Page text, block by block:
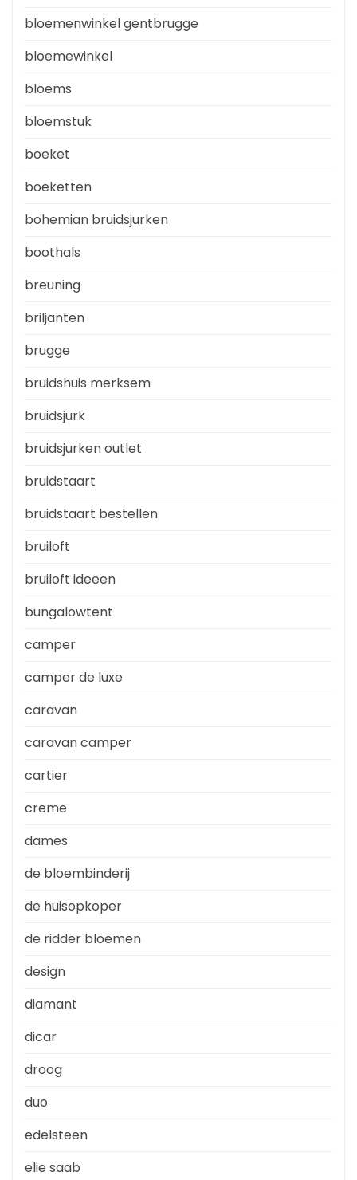
bloemenwinkel gentbrugge
bloemewinkel
bloems
bloemstuk
boeket
boeketten
bohemian bruidsjurken
boothals
breuning
briljanten
brugge
bruidshuis merksem
bruidsjurk
bruidsjurken outlet
bruidstaart
bruidstaart bestellen
bruiloft
bruiloft ideeen
bungalowtent
camper
camper de luxe
caravan
caravan camper
cartier
creme
dames
de bloembinderij
de huisopkoper
de ridder bloemen
design
diamant
dicar
droog
duo
edelsteen
elie saab